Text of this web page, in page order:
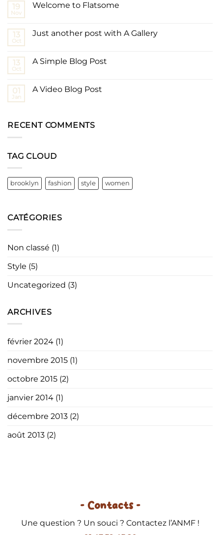
19
Nov
Welcome to Flatsome
13
Oct
Just another post with A Gallery
13
Oct
A Simple Blog Post
01
Jan
A Video Blog Post
RECENT COMMENTS
TAG CLOUD
brooklyn fashion style women
CATÉGORIES
Non classé (1)
Style (5)
Uncategorized (3)
ARCHIVES
février 2024 (1)
novembre 2015 (1)
octobre 2015 (2)
janvier 2014 (1)
décembre 2013 (2)
août 2013 (2)
- Contacts -
Une question ? Un souci ? Contactez l’ANMF !